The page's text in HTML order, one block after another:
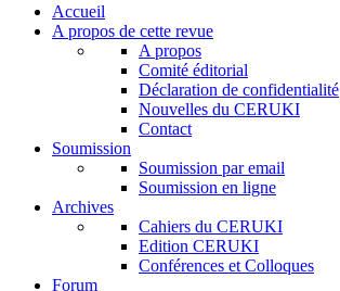
Accueil
A propos de cette revue
A propos
Comité éditorial
Déclaration de confidentialité
Nouvelles du CERUKI
Contact
Soumission
Soumission par email
Soumission en ligne
Archives
Cahiers du CERUKI
Edition CERUKI
Conférences et Colloques
Forum